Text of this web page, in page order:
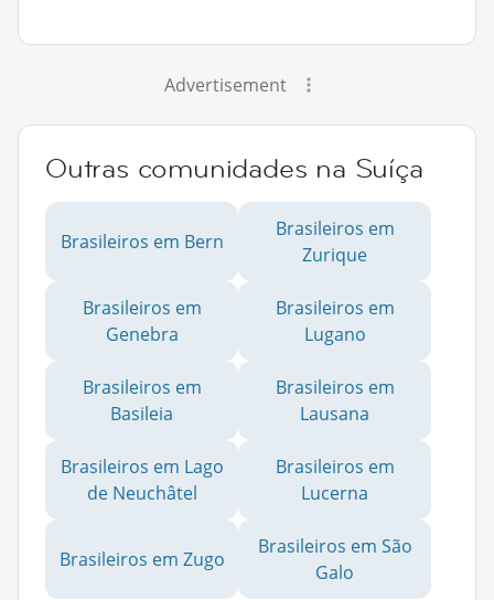
Advertisement
Outras comunidades na Suíça
Brasileiros em Bern
Brasileiros em
Zurique
Brasileiros em
Genebra
Brasileiros em
Lugano
Brasileiros em
Basileia
Brasileiros em
Lausana
Brasileiros em Lago
de Neuchâtel
Brasileiros em
Lucerna
Brasileiros em Zugo
Brasileiros em São
Galo